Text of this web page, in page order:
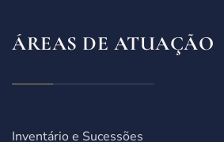
ÁREAS DE ATUAÇÃO
Inventário e Sucessões